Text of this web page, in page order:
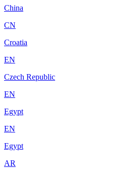
China
CN
Croatia
EN
Czech Republic
EN
Egypt
EN
Egypt
AR